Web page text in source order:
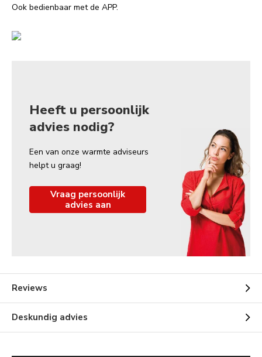
Ook bedienbaar met de APP.
Heeft u persoonlijk
advies nodig?
Een van onze warmte adviseurs
helpt u graag!
Vraag persoonlijk
advies aan
Reviews
Deskundig advies